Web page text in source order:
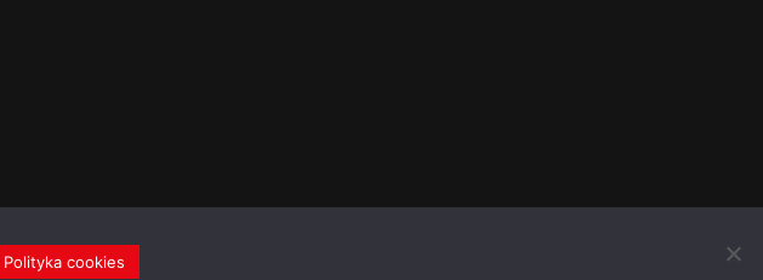
Polityka cookies